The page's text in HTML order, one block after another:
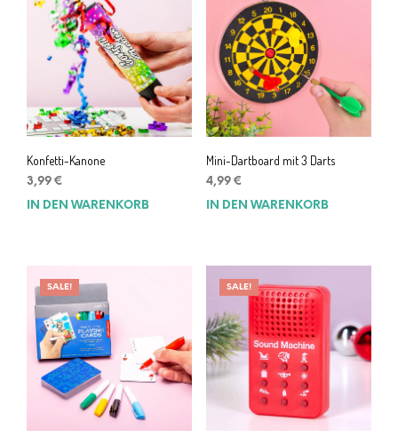
Konfetti-Kanone
3,99 €
IN DEN WARENKORB
Mini-Dartboard mit 3 Darts
4,99 €
IN DEN WARENKORB
SALE! SALE!